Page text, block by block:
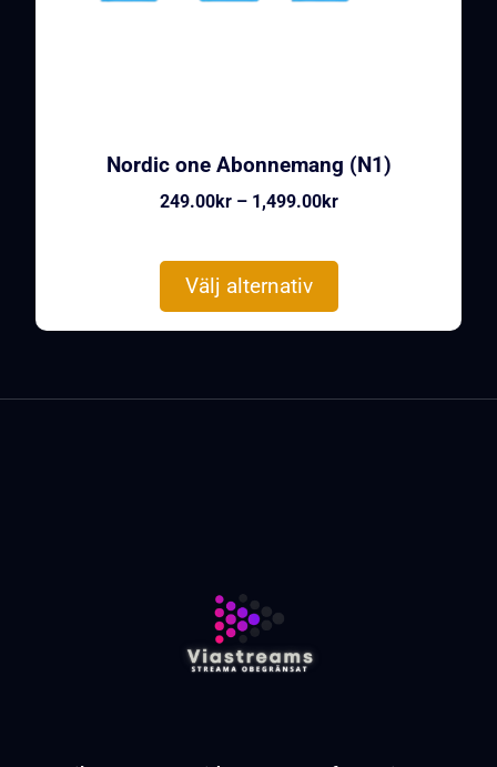
Nordic one Abonnemang (N1)
249.00kr– 1,499.00kr
Välj alternativ